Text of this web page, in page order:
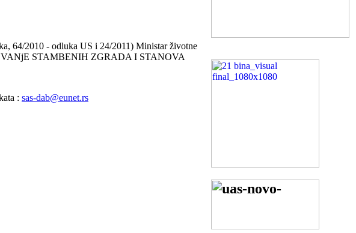
64/2010 - odluka US i 24/2011) Ministar životne
STAMBENIH ZGRADA I STANOVA
: sas-dab@eunet.rs